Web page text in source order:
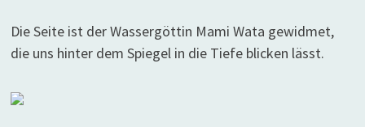
Die Seite ist der Wassergöttin Mami Wata gewidmet,
die uns hinter dem Spiegel in die Tiefe blicken lässt.